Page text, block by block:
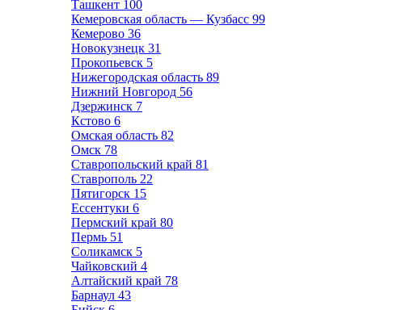
Ташкент 100
Кемеровская область — Кузбасс 99
Кемерово 36
Новокузнецк 31
Прокопьевск 5
Нижегородская область 89
Нижний Новгород 56
Дзержинск 7
Кстово 6
Омская область 82
Омск 78
Ставропольский край 81
Ставрополь 22
Пятигорск 15
Ессентуки 6
Пермский край 80
Пермь 51
Соликамск 5
Чайковский 4
Алтайский край 78
Барнаул 43